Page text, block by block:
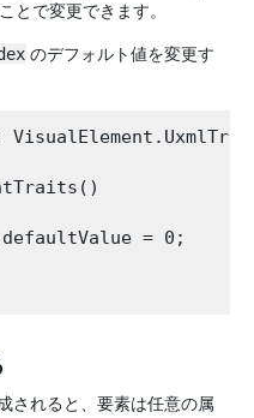
とで変更できます。
のデフォルト値を変更す
= 0;
されると、要素は任意の属